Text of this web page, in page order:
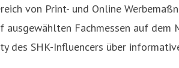
von Print- und Online
ausgewählten Fachmessen auf
des SHK-Influencers über